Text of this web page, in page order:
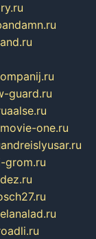
guard.ru
aalse.ru
movie-one.ru
andreislyusar.ru
grom.ru